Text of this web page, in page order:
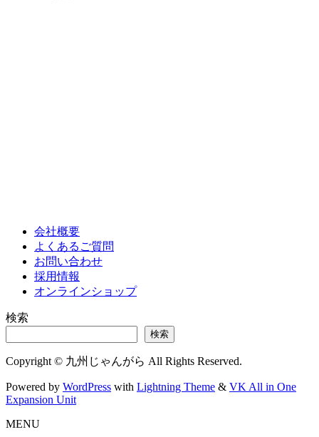
会社概要
よくあるご質問
お問い合わせ
採用情報
オンラインショップ
検索
検索
Copyright © 九州じゃんがら All Rights Reserved.
Powered by WordPress with Lightning Theme & VK All in One
Expansion Unit
MENU